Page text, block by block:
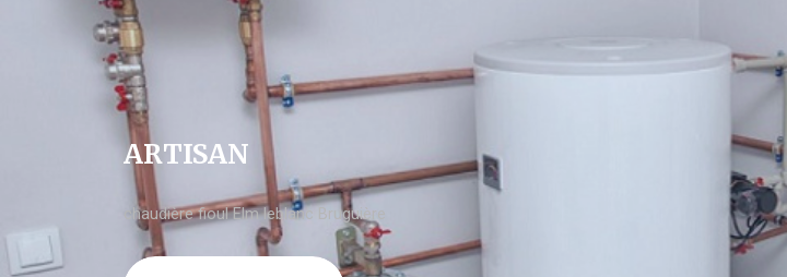
ARTISAN
chaudière fioul Elm leblanc Bruguière